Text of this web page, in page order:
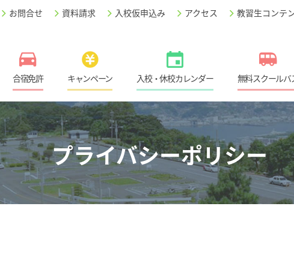
合宿免許 キャンペーン 入校・休校カレンダー 無料スクールバ
お問合せ 資料請求 入校仮申込み アクセス 教習生コンテ
プライバシーポリシー